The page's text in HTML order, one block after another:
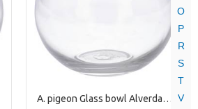
O
P
R
S
T
V
A. pigeon Glass bowl Alverda1 clear